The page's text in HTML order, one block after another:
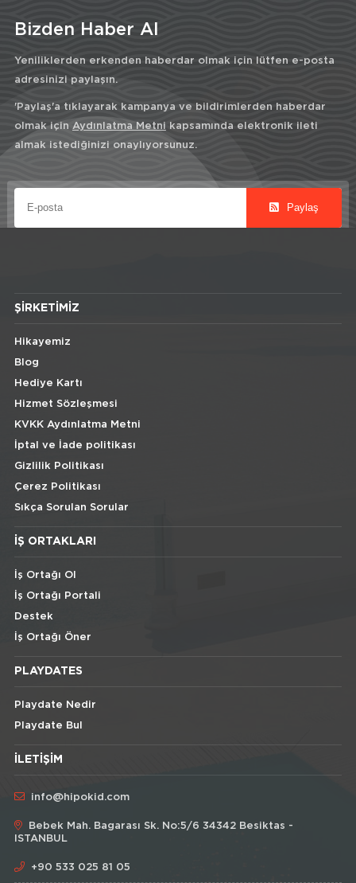
Bizden Haber Al
Yeniliklerden erkenden haberdar olmak için lütfen e-posta
adresinizi paylaşın.
'Paylaş'a tıklayarak kampanya ve bildirimlerden haberdar
olmak için Aydınlatma Metni kapsamında elektronik ileti
almak istediğinizi onaylıyorsunuz.
Paylaş
ŞIRKETIMIZ
Hikayemiz
Blog
Hediye Kartı
Hizmet Sözleşmesi
KVKK Aydınlatma Metni
İptal ve İade politikası
Gizlilik Politikası
Çerez Politikası
Sıkça Sorulan Sorular
İŞ ORTAKLARI
İş Ortağı Ol
İş Ortağı Portali
Destek
İş Ortağı Öner
PLAYDATES
Playdate Nedir
Playdate Bul
İLETIŞIM
info@hipokid.com
Bebek Mah. Bagarası Sk. No:5/6 34342 Besiktas -
ISTANBUL
+90 533 025 81 05